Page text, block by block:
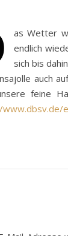
as Wetter
endlich
sich bis
auch
feine